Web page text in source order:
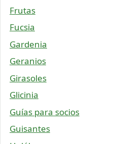
Frutas
Fucsia
Gardenia
Geranios
Girasoles
Glicinia
Guías para socios
Guisantes